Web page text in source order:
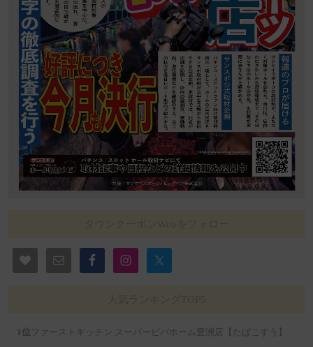
ファーストキッチン スーパービバホーム豊洲店【たばこすう】